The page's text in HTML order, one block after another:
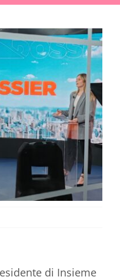
di Insieme